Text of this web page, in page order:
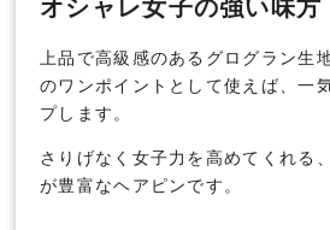
オシャレ女子の強い味方
上品で高級感のあるグログラン生
のワンポイントとして使えば、一
プします。
さりげなく女子力を高めてくれる
が豊富なヘアピンです。